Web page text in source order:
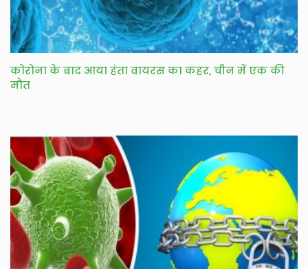
कोरोना के बाद आया हंता वायरस का कहर, चीन में एक की
मौत